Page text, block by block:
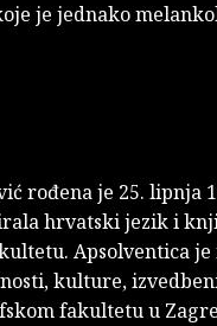
je jednako
rođena je 25. lipnja
hrvatski jezik i
Apsolventica
kulture,
fakultetu u